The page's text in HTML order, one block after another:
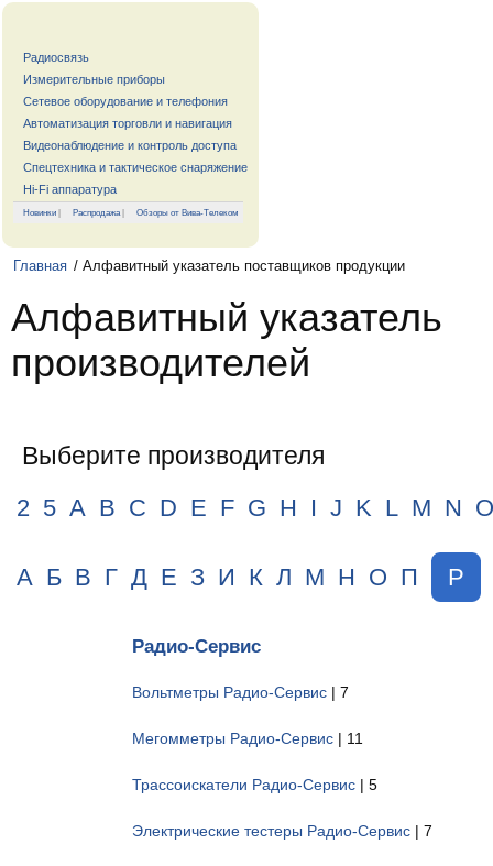
Радиосвязь
Измерительные приборы
Сетевое оборудование и телефония
Автоматизация торговли и навигация
Видеонаблюдение и контроль доступа
Спецтехника и тактическое снаряжение
Hi-Fi аппаратура
Новинки | Распродажа| Обзоры от Вива-Телеком
Главная / Алфавитный указатель поставщиков продукции
Алфавитный указатель
производителей
Выберите производителя
2 5 A B C D E F G H I J K L M N O
А Б В Г Д Е З И К Л М Н О П Р
Радио-Сервис
Вольтметры Радио-Сервис | 7
Мегомметры Радио-Сервис | 11
Трассоискатели Радио-Сервис | 5
Электрические тестеры Радио-Сервис | 7